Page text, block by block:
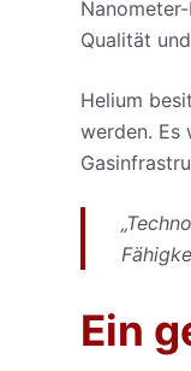
Qualität
Helium
werden. Es
Ein